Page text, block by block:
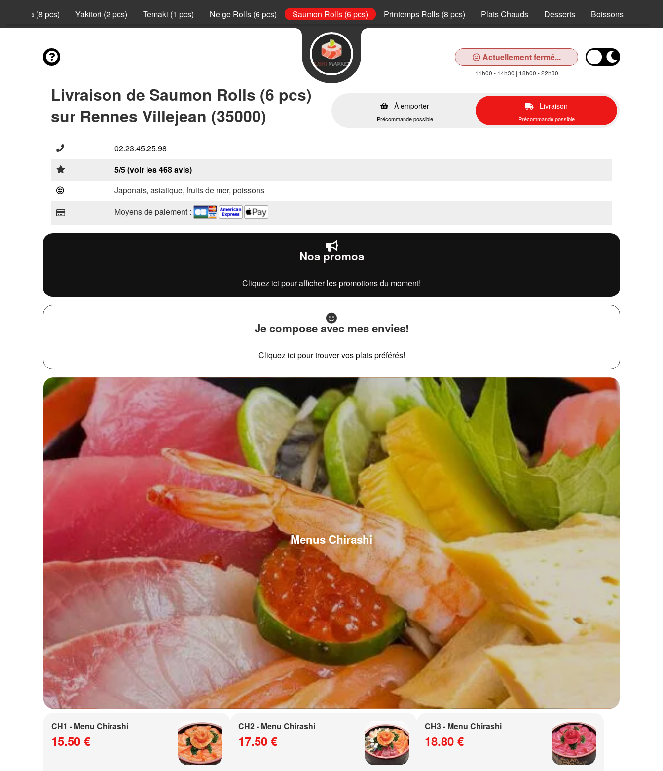
California (8 pcs) Yakitori (2 pcs) Temaki (1 pcs) Neige Rolls (6 pcs) Saumon Rolls (6 pcs) Printemps Rolls (8 pcs) Plats Chauds Desserts Boissons
Actuellement fermé...
11h00 - 14h30 | 18h00 - 22h30
Livraison de Saumon Rolls (6 pcs)
sur Rennes Villejean (35000)
À emporter
Précommande possible
Livraison
Précommande possible
02.23.45.25.98
5/5 (voir les 468 avis)
Japonais, asiatique, fruits de mer, poissons
Moyens de paiement :
Nos promos
Cliquez ici pour afficher les promotions du moment!
Je compose avec mes envies!
Cliquez ici pour trouver vos plats préférés!
Menus Chirashi
CH1 - Menu Chirashi
15.50 €
CH2 - Menu Chirashi
17.50 €
CH3 - Menu Chirashi
18.80 €